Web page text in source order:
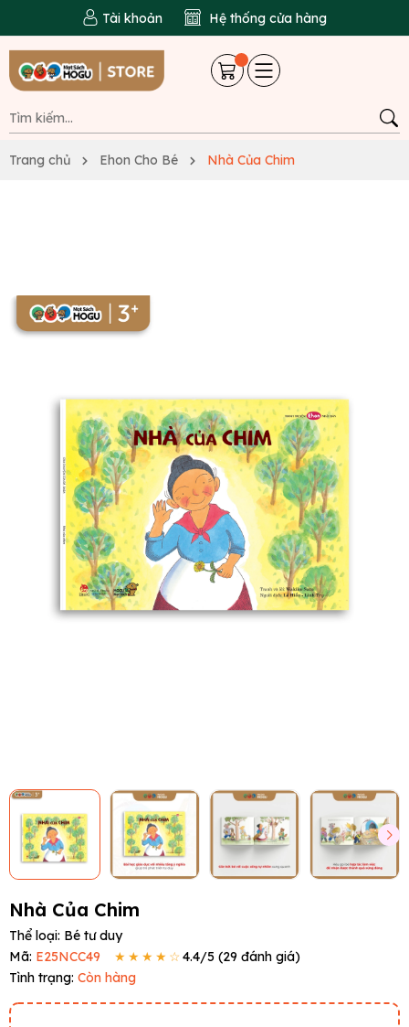
Tài khoản Hệ thống cửa hàng
Trang chủ Ehon Cho Bé Nhà Của Chim
Nhà Của Chim
Thể loại: Bé tư duy
Mã: E25NCC49 ★★★★☆4.4/5 (29 đánh giá)
Tình trạng: Còn hàng